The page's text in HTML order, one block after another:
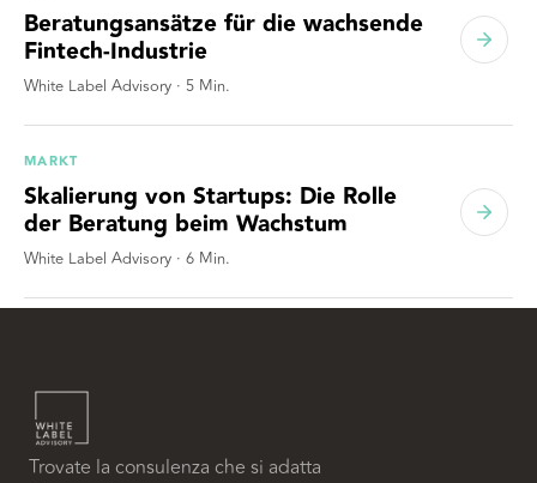
Beratungsansätze für die wachsende
Fintech-Industrie
White Label Advisory · 5 Min.
MARKT
Skalierung von Startups: Die Rolle
der Beratung beim Wachstum
White Label Advisory · 6 Min.
Trovate la consulenza che si adatta